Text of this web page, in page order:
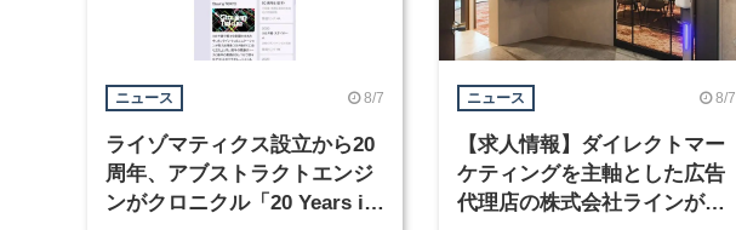
ニュース 8/7
ライゾマティクス設立から20
周年、アブストラクトエンジ
ンがクロニクル「20 Years in
ニュース 8/7
【求人情報】ダイレクトマー
ケティングを主軸とした広告
代理店の株式会社ラインが、